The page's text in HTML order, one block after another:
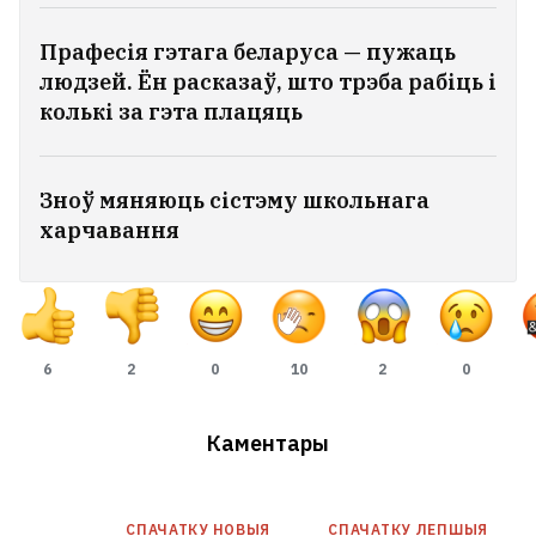
Прафесія гэтага беларуса — пужаць
людзей. Ён расказаў, што трэба рабіць і
колькі за гэта плацяць
Зноў мяняюць сістэму школьнага
харчавання
6 2 0 10 2 0
Каментары
СПАЧАТКУ НОВЫЯ СПАЧАТКУ ЛЕПШЫЯ